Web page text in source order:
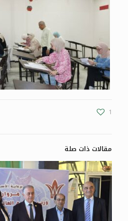
1
مقالات ذات صلة